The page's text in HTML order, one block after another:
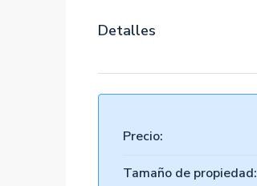
Detalles
Precio:
Tamaño de propiedad: